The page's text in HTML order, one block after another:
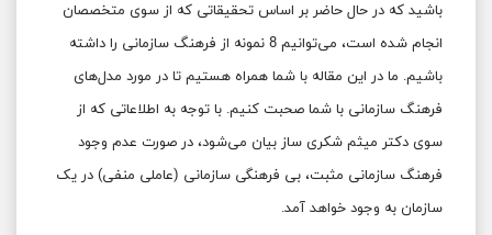
باشید که در حال حاضر بر اساس تحقیقاتی که از سوی متخصصان
انجام شده است، می‌توانیم 8 نمونه از فرهنگ سازمانی را داشته
باشیم. ما در این مقاله با شما همراه هستیم تا در مورد مدل‌های
فرهنگ سازمانی با شما صحبت کنیم. با توجه به اطلاعاتی که از
سوی دکتر میثم شکری ساز بیان می‌شود، در صورت عدم وجود
فرهنگ سازمانی مثبت، بی فرهنگی سازمانی (عاملی منفی) در یک
سازمان به وجود خواهد آمد.